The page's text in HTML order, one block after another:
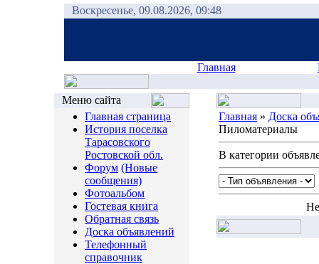
Воскресенье, 09.08.2026, 09:48
Главная
Меню сайта
Главная страница
История поселка
Тарасовского
Ростовской обл.
Форум (Новые
сообщения)
Фотоальбом
Гостевая книга
Обратная связь
Доска объявлений
Телефонный
справочник
Главная » Доска
Пиломатериалы
В категории